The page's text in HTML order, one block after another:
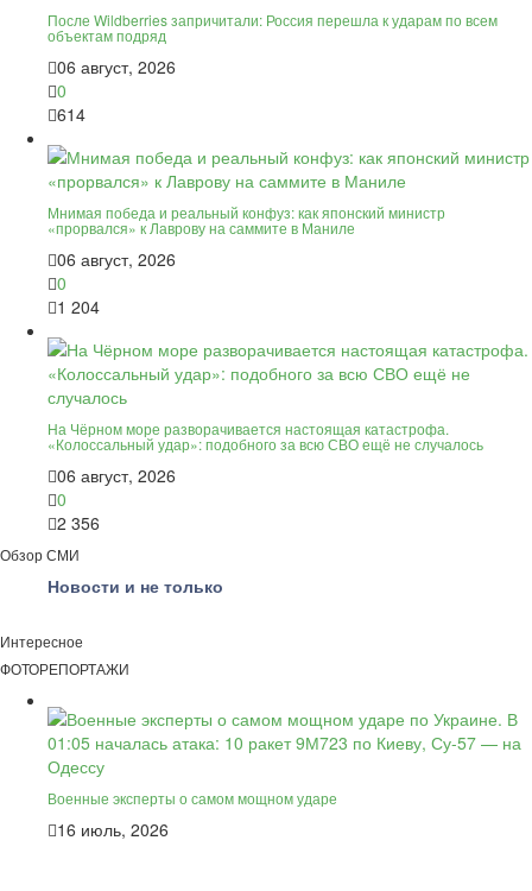
После Wildberries запричитали: Россия перешла к ударам по всем
объектам подряд
06 август, 2026
0
614
Мнимая победа и реальный конфуз: как японский министр
«прорвался» к Лаврову на саммите в Маниле
06 август, 2026
0
1 204
На Чёрном море разворачивается настоящая катастрофа.
«Колоссальный удар»: подобного за всю СВО ещё не случалось
06 август, 2026
0
2 356
Обзор СМИ
Новости и не только
Интересное
ФОТОРЕПОРТАЖИ
Военные эксперты о самом мощном ударе
16 июль, 2026